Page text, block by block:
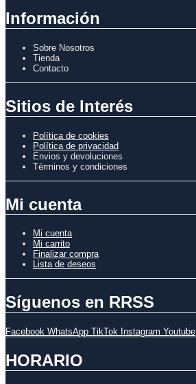
Información
Sobre Nosotros
Tienda
Contacto
Sitios de Interés
Política de cookies
Política de privacidad
Envios y devoluciones
Términos y condiciones
Mi cuenta
Mi cuenta
Mi carrito
Finalizar compra
Lista de deseos
Síguenos en RRSS
Facebook WhatsApp TikTok Instagram Youtube
HORARIO